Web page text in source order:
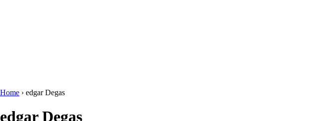
Home › edgar Degas
edgar Degas